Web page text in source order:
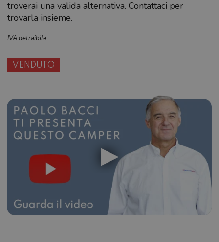
troverai una valida alternativa. Contattaci per
trovarla insieme.
IVA detraibile
VENDUTO